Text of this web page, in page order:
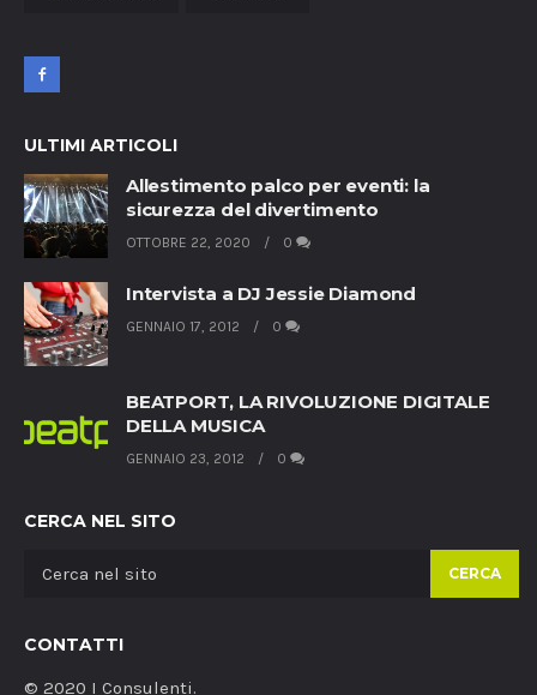
ULTIMI ARTICOLI
Allestimento palco per eventi: la
sicurezza del divertimento
OTTOBRE 22, 2020 0
Intervista a DJ Jessie Diamond
GENNAIO 17, 2012 0
BEATPORT, LA RIVOLUZIONE DIGITALE
DELLA MUSICA
GENNAIO 23, 2012 0
CERCA NEL SITO
CERCA
CONTATTI
© 2020 I Consulenti.